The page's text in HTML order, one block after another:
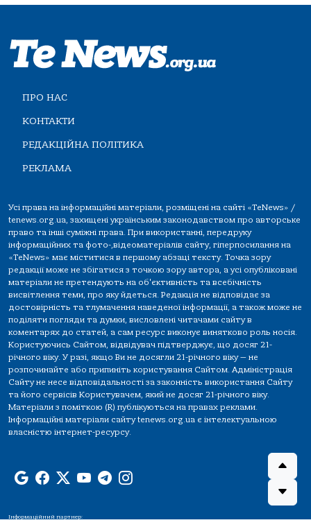
ПРО НАС
КОНТАКТИ
РЕДАКЦІЙНА ПОЛІТИКА
РЕКЛАМА
Усі права на інформаційні матеріали, розміщені на сайті «TeNews» /
tenews.org.ua, захищені українським законодавством про авторське
право та інші суміжні права. При використанні, передруку
інформаційних та фото-,відеоматеріалів сайту, гіперпосилання на
«TeNews» має міститися в першому абзаці тексту. Точка зору
редакції може не збігатися з точкою зору автора, а усі опубліковані
матеріали не претендують на об'єктивність та всебічність
висвітлення теми, про яку йдеться. Редакція не відповідає за
достовірність та тлумачення наведеної інформації, а також може не
поділяти погляди та думки, висловлені читачами сайту в
коментарях до статей, а сам ресурс виконує винятково роль носія.
Користуючись Сайтом, відвідувач підтверджує, що досяг 21-
річного віку. У разі, якщо Ви не досягли 21-річного віку — не
розпочинайте або припиніть користування Сайтом. Адміністрація
Сайту не несе відповідальності за законність використання Сайту
та його сервісів Користувачем, який не досяг 21-річного віку.
Матеріали з поміткою (R) публікуються на правах реклами.
Інформаційні матеріали сайту tenews.org.ua є інтелектуальною
власністю інтернет-ресурсу.
Інформаційний партнер: